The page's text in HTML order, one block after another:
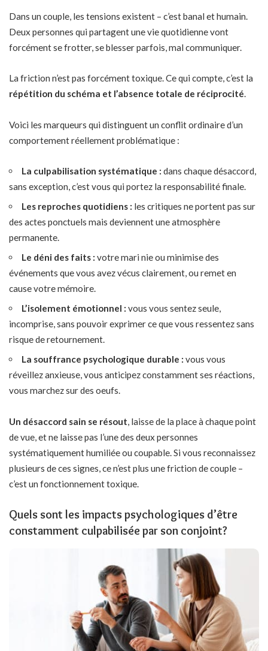
Dans un couple, les tensions existent – c’est banal et humain.
Deux personnes qui partagent une vie quotidienne vont
forcément se frotter, se blesser parfois, mal communiquer.
La friction n’est pas forcément toxique. Ce qui compte, c’est la
répétition du schéma et l’absence totale de réciprocité.
Voici les marqueurs qui distinguent un conflit ordinaire d’un
comportement réellement problématique :
La culpabilisation systématique : dans chaque désaccord,
sans exception, c’est vous qui portez la responsabilité finale.
Les reproches quotidiens : les critiques ne portent pas sur
des actes ponctuels mais deviennent une atmosphère
permanente.
Le déni des faits : votre mari nie ou minimise des
événements que vous avez vécus clairement, ou remet en
cause votre mémoire.
L’isolement émotionnel : vous vous sentez seule,
incomprise, sans pouvoir exprimer ce que vous ressentez sans
risque de retournement.
La souffrance psychologique durable : vous vous
réveillez anxieuse, vous anticipez constamment ses réactions,
vous marchez sur des oeufs.
Un désaccord sain se résout, laisse de la place à chaque point
de vue, et ne laisse pas l’une des deux personnes
systématiquement humiliée ou coupable. Si vous reconnaissez
plusieurs de ces signes, ce n’est plus une friction de couple –
c’est un fonctionnement toxique.
Quels sont les impacts psychologiques d’être
constamment culpabilisée par son conjoint?